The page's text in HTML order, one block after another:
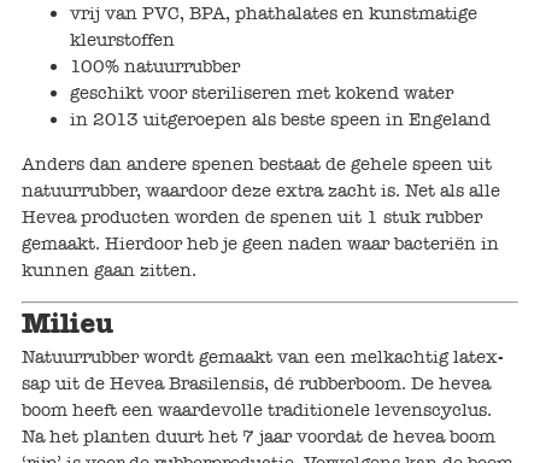
Woonkamer
Poppen
Gezelschapsspelletjes en puzzels
Buiten speelgoed
Bad/Strand
Onderweg
Voertuigen
Knutselen
vrij van PVC, BPA, phathalates en kunstmatige
kleurstoffen
100% natuurrubber
geschikt voor steriliseren met kokend water
in 2013 uitgeroepen als beste speen in Engeland
Anders dan andere spenen bestaat de gehele speen uit
natuurrubber, waardoor deze extra zacht is. Net als alle
Hevea producten worden de spenen uit 1 stuk rubber
gemaakt. Hierdoor heb je geen naden waar bacteriën in
kunnen gaan zitten.
Milieu
Natuurrubber wordt gemaakt van een melkachtig latex-
sap uit de Hevea Brasilensis, dé rubberboom. De hevea
boom heeft een waardevolle traditionele levenscyclus.
Na het planten duurt het 7 jaar voordat de hevea boom